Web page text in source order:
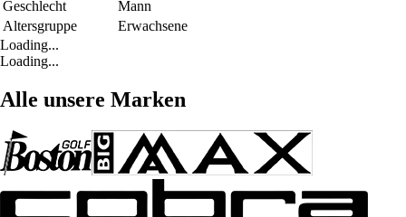
Geschlecht
Mann
Altersgruppe
Erwachsene
Loading...
Loading...
Alle unsere Marken